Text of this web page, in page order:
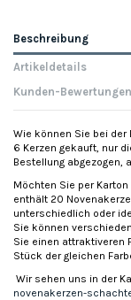
Beschreibung
Artikeldetails
Kunden-Bewertungen
Wie können Sie bei
6 Kerzen gekauft, nur
Bestellung abgezogen,
Möchten Sie per
enthält 20
unterschiedlich oder
Sie können
Sie einen attraktiveren
Stück der gleichen
Wir sehen uns in der
novenakerzen-